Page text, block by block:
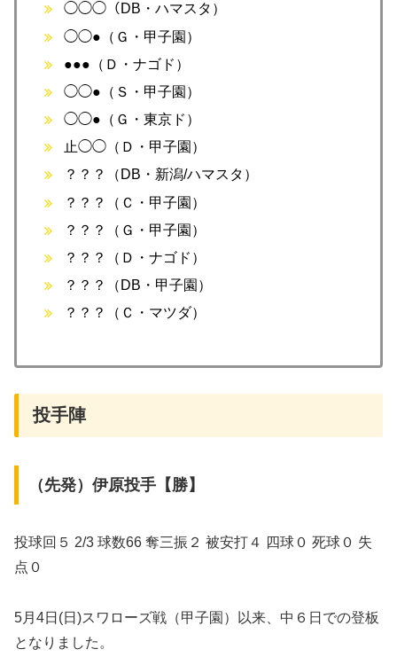
◯◯◯（DB・ハマスタ）
◯◯●（Ｇ・甲子園）
●●●（Ｄ・ナゴド）
◯◯●（Ｓ・甲子園）
◯◯●（Ｇ・東京ド）
止◯◯（Ｄ・甲子園）
？？？（DB・新潟/ハマスタ）
？？？（Ｃ・甲子園）
？？？（Ｇ・甲子園）
？？？（Ｄ・ナゴド）
？？？（DB・甲子園）
？？？（Ｃ・マツダ）
投手陣
（先発）伊原投手【勝】
投球回５ 2/3 球数66 奪三振２ 被安打４ 四球０ 死球０ 失
点０
5月4日(日)スワローズ戦（甲子園）以来、中６日での登板
となりました。